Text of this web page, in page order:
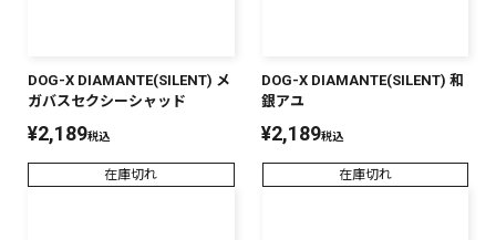
DOG-X DIAMANTE(SILENT) メ
ガバスセクシーシャッド
¥2,189税込
在庫切れ
DOG-X DIAMANTE(SILENT) 和
銀アユ
¥2,189税込
在庫切れ